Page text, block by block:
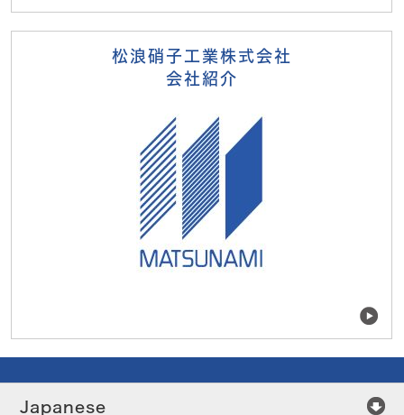
松浪硝子工業株式会社
会社紹介
Japanese